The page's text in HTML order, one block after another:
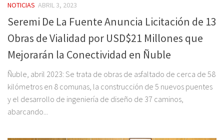
NOTICIAS ABRIL 3, 2023
Seremi De La Fuente Anuncia Licitación de 13
Obras de Vialidad por USD$21 Millones que
Mejorarán la Conectividad en Ñuble
Ñuble, abril 2023: Se trata de obras de asfaltado de cerca de 58
kilómetros en 8 comunas, la construcción de 5 nuevos puentes
y el desarrollo de ingeniería de diseño de 37 caminos,
abarcando...